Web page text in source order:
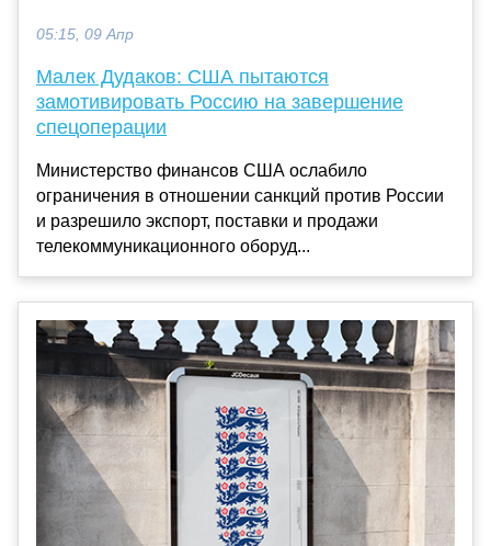
05:15, 09 Апр
Малек Дудаков: США пытаются
замотивировать Россию на завершение
спецоперации
Министерство финансов США ослабило
ограничения в отношении санкций против России
и разрешило экспорт, поставки и продажи
телекоммуникационного оборуд...